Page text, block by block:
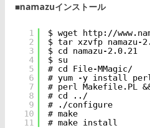
■namazuインストール
1
2
3
4
5
6
7
8
9
10
11
$ wget http://
$ tar xzvfp namazu-
$ cd namazu-2.0.21
$ su
# cd File-MMagic/
# yum -y install
# perl Makefile.PL
# cd ../
# ./configure
# make
# make install